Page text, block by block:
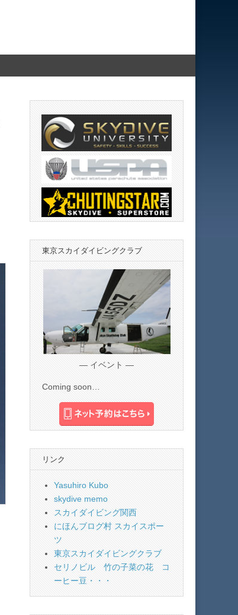
東京スカイダイビングクラブ
— イベント —
Coming soon…
リンク
Yasuhiro Kubo
skydive memo
スカイダイビング関西
にほんブログ村 スカイスポー
ツ
東京スカイダイビングクラブ
セリノビル 竹の子菜の花 コ
ーヒー豆・・・